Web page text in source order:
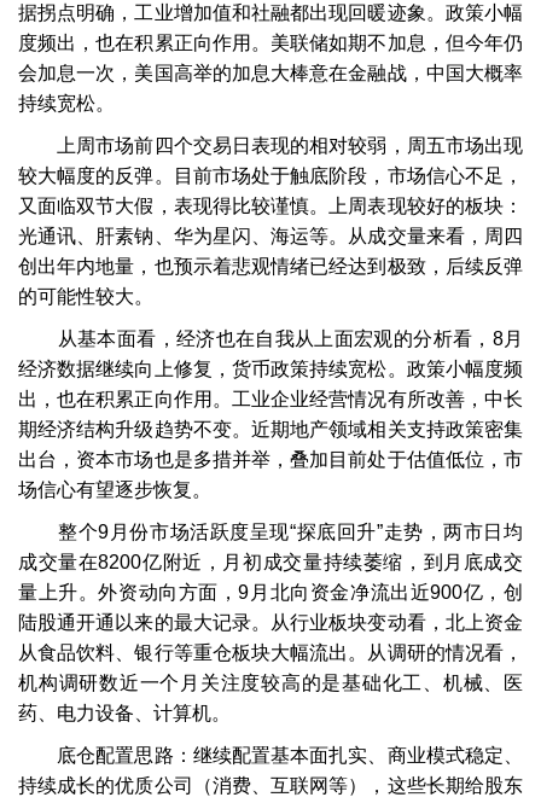
据拐点明确，工业增加值和社融都出现回暖迹象。政策小幅
度频出，也在积累正向作用。美联储如期不加息，但今年仍
会加息一次，美国高举的加息大棒意在金融战，中国大概率
持续宽松。
上周市场前四个交易日表现的相对较弱，周五市场出现
较大幅度的反弹。目前市场处于触底阶段，市场信心不足，
又面临双节大假，表现得比较谨慎。上周表现较好的板块：
光通讯、肝素钠、华为星闪、海运等。从成交量来看，周四
创出年内地量，也预示着悲观情绪已经达到极致，后续反弹
的可能性较大。
从基本面看，经济也在自我从上面宏观的分析看，8月
经济数据继续向上修复，货币政策持续宽松。政策小幅度频
出，也在积累正向作用。工业企业经营情况有所改善，中长
期经济结构升级趋势不变。近期地产领域相关支持政策密集
出台，资本市场也是多措并举，叠加目前处于估值低位，市
场信心有望逐步恢复。
整个9月份市场活跃度呈现“探底回升”走势，两市日均
成交量在8200亿附近，月初成交量持续萎缩，到月底成交
量上升。外资动向方面，9月北向资金净流出近900亿，创
陆股通开通以来的最大记录。从行业板块变动看，北上资金
从食品饮料、银行等重仓板块大幅流出。从调研的情况看，
机构调研数近一个月关注度较高的是基础化工、机械、医
药、电力设备、计算机。
底仓配置思路：继续配置基本面扎实、商业模式稳定、
持续成长的优质公司（消费、互联网等），这些长期给股东